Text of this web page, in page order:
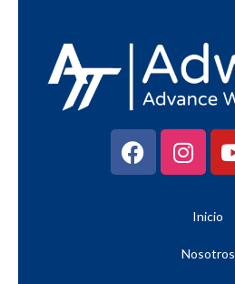
Inicio
Nosotros